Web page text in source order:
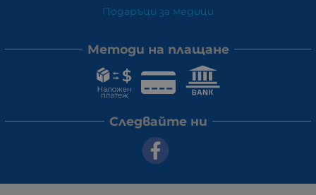
Подаръци за медици
Методи на плащане
Следвайте ни